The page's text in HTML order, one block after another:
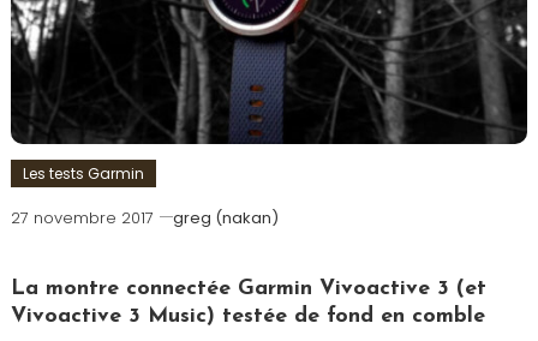
Les tests Garmin
27 novembre 2017 greg (nakan)
La montre connectée Garmin Vivoactive 3 (et
Vivoactive 3 Music) testée de fond en comble